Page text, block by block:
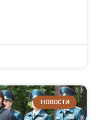
НОВОСТИ